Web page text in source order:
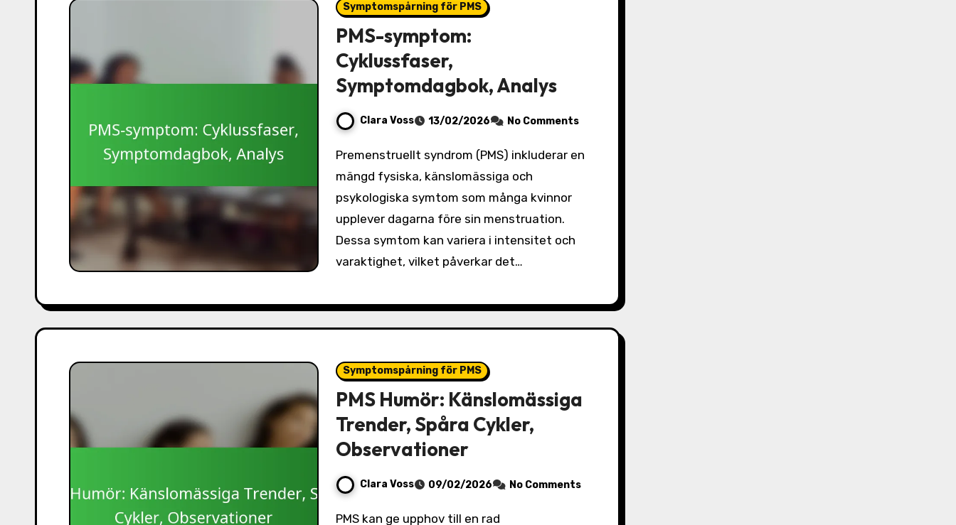
Symptomspårning för PMS
PMS-symptom:
Cyklussfaser,
Symptomdagbok, Analys
Clara Voss 13/02/2026 No Comments
Premenstruellt syndrom (PMS) inkluderar en
mängd fysiska, känslomässiga och
psykologiska symtom som många kvinnor
upplever dagarna före sin menstruation.
Dessa symtom kan variera i intensitet och
varaktighet, vilket påverkar det…
Symptomspårning för PMS
PMS Humör: Känslomässiga
Trender, Spåra Cykler,
Observationer
Clara Voss 09/02/2026 No Comments
PMS kan ge upphov till en rad